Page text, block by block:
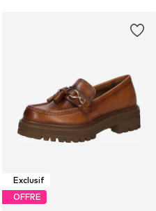
Exclusif
OFFRE